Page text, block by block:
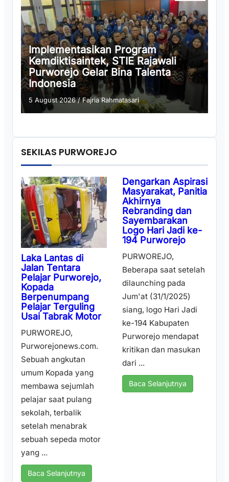
Implementasikan Program
Kemdiktisaintek, STIE Rajawali
Purworejo Gelar Bina Talenta
Indonesia
5 August 2026/Fajria Rahmatasari
SEKILAS PURWOREJO
Laka Lantas di
Jalan Tentara
Pelajar Purworejo,
Kopada
Berpenumpang
Pelajar Terguling
Usai Tabrak Motor
PURWOREJO,
Purworejonews.com.
Sebuah angkutan
umum Kopada yang
membawa sejumlah
pelajar saat pulang
sekolah, terbalik
setelah menabrak
sebuah sepeda motor
yang ...
Baca Selanjutnya
Dengarkan Aspirasi
Masyarakat, Panitia
Akhirnya
Rebranding dan
Sayembarakan
Logo Hari Jadi ke-
194 Purworejo
PURWOREJO,
Beberapa saat setelah
dilaunching pada
Jum'at (31/1/2025)
siang, logo Hari Jadi
ke-194 Kabupaten
Purworejo mendapat
kritikan dan masukan
dari ...
Baca Selanjutnya